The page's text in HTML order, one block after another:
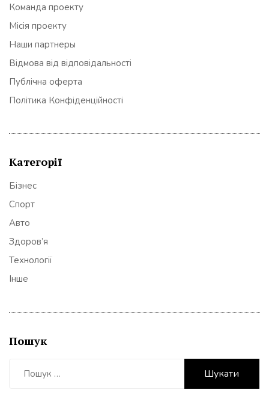
Команда проекту
Місія проекту
Наши партнеры
Відмова від відповідальності
Публічна оферта
Політика Конфіденційності
Категорії
Бізнес
Спорт
Авто
Здоров’я
Технології
Інше
Пошук